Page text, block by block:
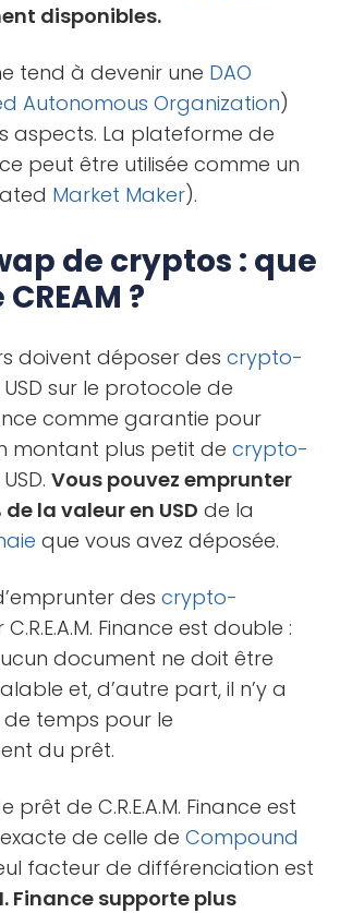
disponibles.
tend à devenir une DAO
Autonomous Organization)
aspects. La plateforme de
peut être utilisée comme un
Market Maker).
de cryptos : que
?
doivent déposer des crypto-
sur le protocole de
comme garantie pour
montant plus petit de crypto-
Vous pouvez emprunter
de la valeur en USD de la
que vous avez déposée.
des crypto-
C.R.E.A.M. Finance est double :
document ne doit être
et, d’autre part, il n’y a
temps pour le
du prêt.
prêt de C.R.E.A.M. Finance est
de celle de Compound
facteur de différenciation est
Finance supporte plus